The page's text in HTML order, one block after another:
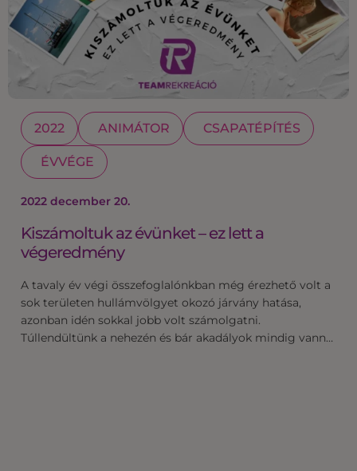
2022 ANIMÁTOR CSAPATÉPÍTÉS
ÉVVÉGE
2022 december 20.
Kiszámoltuk az évünket – ez lett a
végeredmény
A tavaly év végi összefoglalónkban még érezhető volt a
sok területen hullámvölgyet okozó járvány hatása,
azonban idén sokkal jobb volt számolgatni.
Túllendültünk a nehezén és bár akadályok mindig vann…